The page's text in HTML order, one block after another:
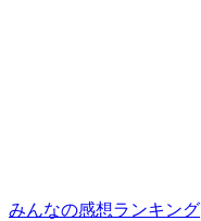
みんなの感想ランキング